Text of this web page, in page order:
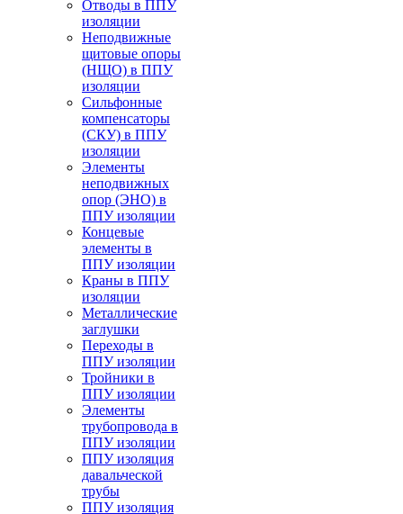
Отводы в ППУ
изоляции
Неподвижные
щитовые опоры
(НЩО) в ППУ
изоляции
Cильфонные
компенсаторы
(СКУ) в ППУ
изоляции
Элементы
неподвижных
опор (ЭНО) в
ППУ изоляции
Концевые
элементы в
ППУ изоляции
Краны в ППУ
изоляции
Металлические
заглушки
Переходы в
ППУ изоляции
Тройники в
ППУ изоляции
Элементы
трубопровода в
ППУ изоляции
ППУ изоляция
давальческой
трубы
ППУ изоляция